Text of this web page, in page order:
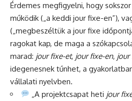
Érdemes megfigyelni, hogy sokszor
működik („a keddi jour fixe-en”),
(„megbeszéltük a jour fixe
ragokat kap, de maga a
marad: jour fixe-et, jour fixe-en, jour
idegenesnek tűnhet, a
vállalati nyelvben.
„A projektcsapat heti jour